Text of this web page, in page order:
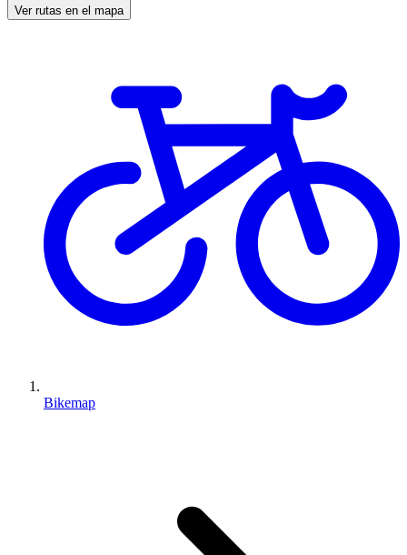
Ver rutas en el mapa
Bikemap